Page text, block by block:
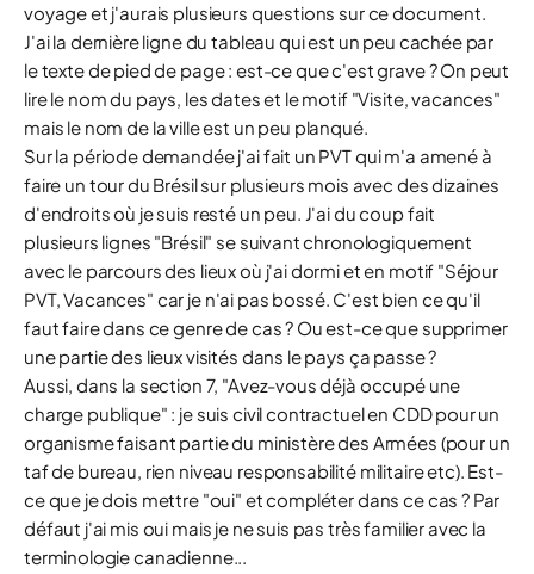
voyage et j'aurais plusieurs questions sur ce document.
J'ai la dernière ligne du tableau qui est un peu cachée par
le texte de pied de page : est-ce que c'est grave ? On peut
lire le nom du pays, les dates et le motif "Visite, vacances"
mais le nom de la ville est un peu planqué.
Sur la période demandée j'ai fait un PVT qui m'a amené à
faire un tour du Brésil sur plusieurs mois avec des dizaines
d'endroits où je suis resté un peu. J'ai du coup fait
plusieurs lignes "Brésil" se suivant chronologiquement
avec le parcours des lieux où j'ai dormi et en motif "Séjour
PVT, Vacances" car je n'ai pas bossé. C'est bien ce qu'il
faut faire dans ce genre de cas ? Ou est-ce que supprimer
une partie des lieux visités dans le pays ça passe ?
Aussi, dans la section 7, "Avez-vous déjà occupé une
charge publique" : je suis civil contractuel en CDD pour un
organisme faisant partie du ministère des Armées (pour un
taf de bureau, rien niveau responsabilité militaire etc). Est-
ce que je dois mettre "oui" et compléter dans ce cas ? Par
défaut j'ai mis oui mais je ne suis pas très familier avec la
terminologie canadienne...